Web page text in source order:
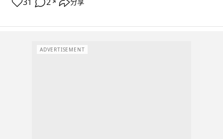
↗ 分享
ADVERTISEMENT